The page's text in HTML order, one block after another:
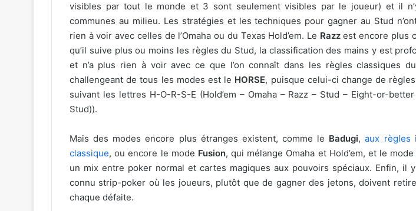
visibles par tout le monde et 3 sont seulement visibles par le joueur) et il
communes au milieu. Les stratégies et les techniques pour gagner au Stud
rien à voir avec celles de l’Omaha ou du Texas Hold’em. Le Razzest encore plus
qu’il suive plus ou moins les règles du Stud, la classification des mains y est
et n’a plus rien à voir avec ce que l’on connaît dans les règles classiques
challengeant de tous les modes est le HORSE, puisque celui-ci change de
suivant les lettres H-O-R-S-E (Hold’em – Omaha – Razz – Stud – Eight-or-
Stud)).
Mais des modes encore plus étranges existent, comme le Badugi,aux règles
classique, ou encore le mode Fusion, qui mélange Omaha et Hold’em, et le mode
un mix entre poker normal et cartes magiques aux pouvoirs spéciaux. Enfin, il
connu strip-poker où les joueurs, plutôt que de gagner des jetons, doivent
chaque défaite.